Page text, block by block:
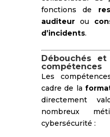
fonctions de
auditeurou
d’incidents.
Débouchés
compétences
Les
cadre de la
directement
nombreux
cybersécurité :